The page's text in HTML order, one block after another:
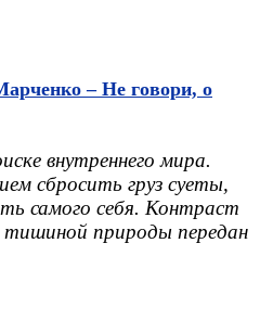
– Не говори, о
внутреннего мира.
сбросить груз суеты,
самого себя. Контраст
природы передан